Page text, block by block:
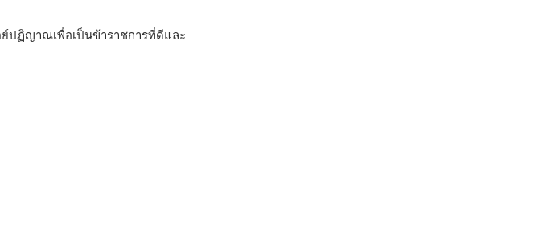
ปฏิญาณเพื่อเป็นข้าราชการที่ดีและ